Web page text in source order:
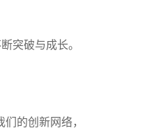
突破与成长。
的创新网络，